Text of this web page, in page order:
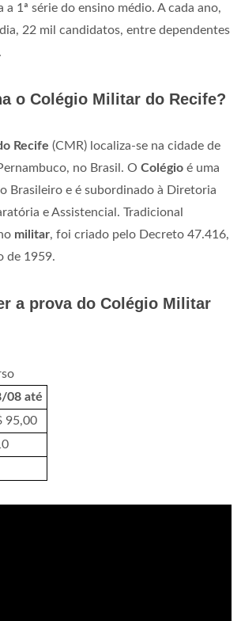
1ª série do ensino médio. A cada ano,
22 mil candidatos, entre dependentes
o Colégio Militar do Recife?
Recife (CMR) localiza-se na cidade de
no Brasil. O Colégio é uma
Brasileiro e é subordinado à Diretoria
e Assistencial. Tradicional
militar, foi criado pelo Decreto 47.416,
de 1959.
a prova do Colégio Militar
08 até
95,00